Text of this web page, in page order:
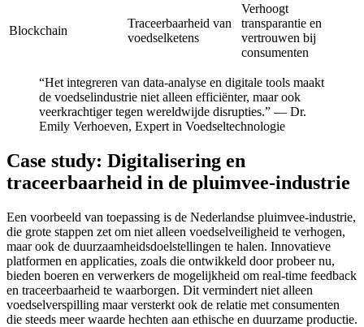
Blockchain
Traceerbaarheid van
voedselketens
Verhoogt
transparantie en
vertrouwen bij
consumenten
“Het integreren van data-analyse en digitale tools maakt
de voedselindustrie niet alleen efficiënter, maar ook
veerkrachtiger tegen wereldwijde disrupties.” — Dr.
Emily Verhoeven, Expert in Voedseltechnologie
Case study: Digitalisering en
traceerbaarheid in de pluimvee-industrie
Een voorbeeld van toepassing is de Nederlandse pluimvee-industrie,
die grote stappen zet om niet alleen voedselveiligheid te verhogen,
maar ook de duurzaamheidsdoelstellingen te halen. Innovatieve
platformen en applicaties, zoals die ontwikkeld door probeer nu,
bieden boeren en verwerkers de mogelijkheid om real-time feedback
en traceerbaarheid te waarborgen. Dit vermindert niet alleen
voedselverspilling maar versterkt ook de relatie met consumenten
die steeds meer waarde hechten aan ethische en duurzame productie.